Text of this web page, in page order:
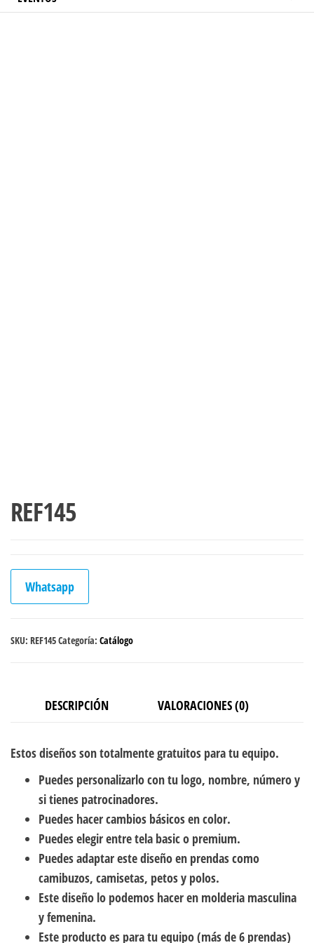
REF145
Whatsapp
SKU: REF145Categoría: Catálogo
DESCRIPCIÓN VALORACIONES (0)
Estos diseños son totalmente gratuitos para tu equipo.
Puedes personalizarlo con tu logo, nombre, número y
si tienes patrocinadores.
Puedes hacer cambios básicos en color.
Puedes elegir entre tela basic o premium.
Puedes adaptar este diseño en prendas como
camibuzos, camisetas, petos y polos.
Este diseño lo podemos hacer en molderia masculina
y femenina.
Este producto es para tu equipo (más de 6 prendas)